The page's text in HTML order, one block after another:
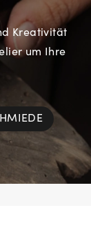
Kreativität
um Ihre